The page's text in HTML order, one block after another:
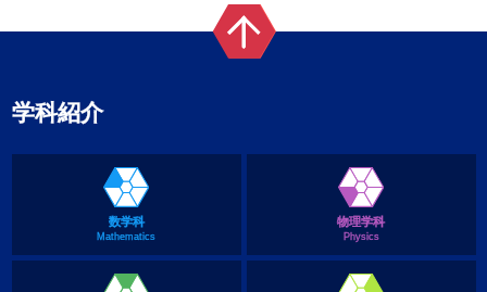
学科紹介
数学科
Mathematics
物理学科
Physics